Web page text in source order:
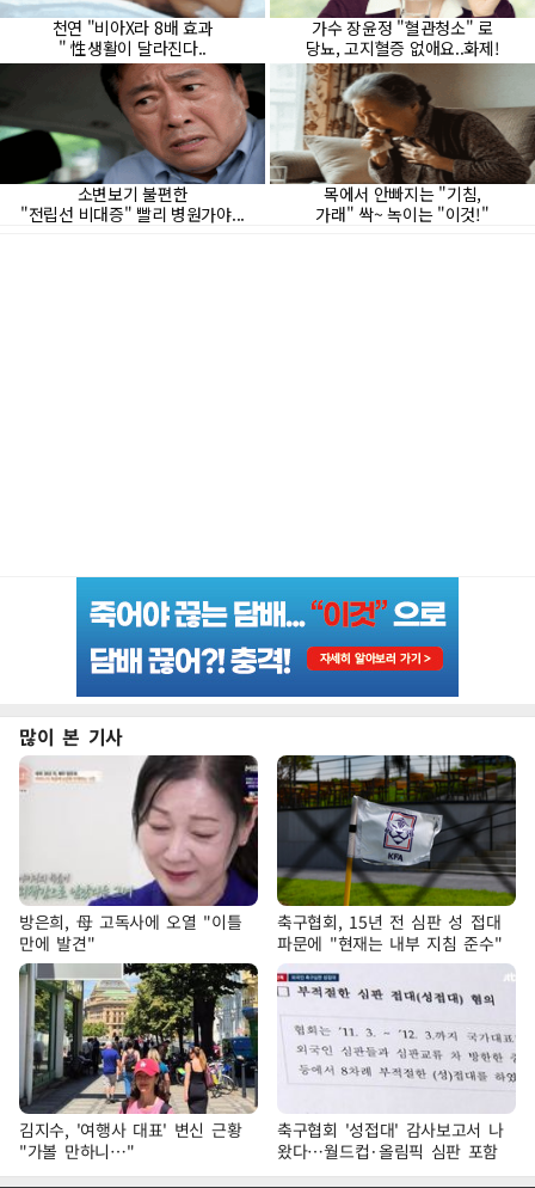
많이 본 기사
방은희, 母 고독사에 오열 "이틀
만에 발견"
축구협회, 15년 전 심판 성 접대
파문에 "현재는 내부 지침 준수"
김지수, '여행사 대표' 변신 근황
"가볼 만하니…"
축구협회 '성접대' 감사보고서 나
왔다…월드컵·올림픽 심판 포함